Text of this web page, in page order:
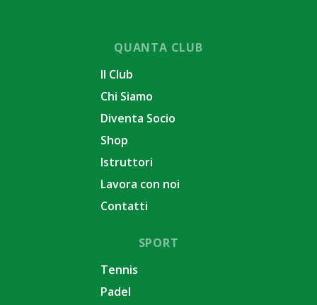
QUANTA CLUB
Il Club
Chi Siamo
Diventa Socio
Shop
Istruttori
Lavora con noi
Contatti
SPORT
Tennis
Padel